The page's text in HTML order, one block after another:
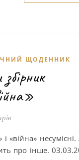
ЩОДЕННИК
«війна» несумісні.
про інше.